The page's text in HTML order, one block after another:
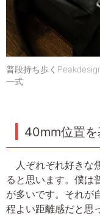
普段持ち歩く
一式
40mm位置を
人ぞれぞれ好きな
ると思います。僕は
が多いです。それが
程よい距離感だと思